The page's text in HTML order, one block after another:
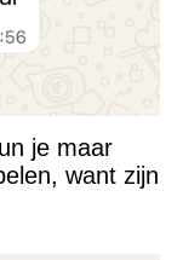
je maar
want zijn